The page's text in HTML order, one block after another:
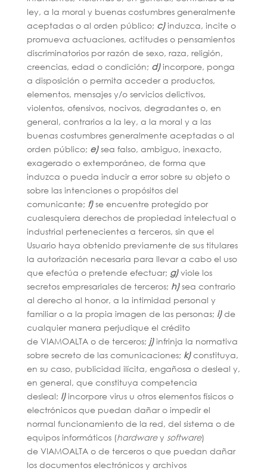
ley, a la moral y buenas costumbres generalmente
aceptadas o al orden público; c)induzca, incite o
promueva actuaciones, actitudes o pensamientos
discriminatorios por razón de sexo, raza, religión,
creencias, edad o condición; d)incorpore, ponga
a disposición o permita acceder a productos,
elementos, mensajes y/o servicios delictivos,
violentos, ofensivos, nocivos, degradantes o, en
general, contrarios a la ley, a la moral y a las
buenas costumbres generalmente aceptadas o al
orden público; e)sea falso, ambiguo, inexacto,
exagerado o extemporáneo, de forma que
induzca o pueda inducir a error sobre su objeto o
sobre las intenciones o propósitos del
comunicante; f)se encuentre protegido por
cualesquiera derechos de propiedad intelectual o
industrial pertenecientes a terceros, sin que el
Usuario haya obtenido previamente de sus titulares
la autorización necesaria para llevar a cabo el uso
que efectúa o pretende efectuar; g) viole los
secretos empresariales de terceros; h)sea contrario
al derecho al honor, a la intimidad personal y
familiar o a la propia imagen de las personas; i)de
cualquier manera perjudique el crédito
de VIAMOALTA o de terceros; j)infrinja la normativa
sobre secreto de las comunicaciones; k)constituya,
en su caso, publicidad ilícita, engañosa o desleal y,
en general, que constituya competencia
desleal; l)incorpore virus u otros elementos físicos o
electrónicos que puedan dañar o impedir el
normal funcionamiento de la red, del sistema o de
equipos informáticos (hardwarey software)
de VIAMOALTA o de terceros o que puedan dañar
los documentos electrónicos y archivos